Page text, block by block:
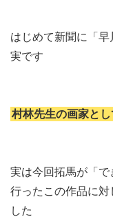
はじめて新聞に「
実です
村林先生の画家と
実は今回拓馬が「
行ったこの作品に
した